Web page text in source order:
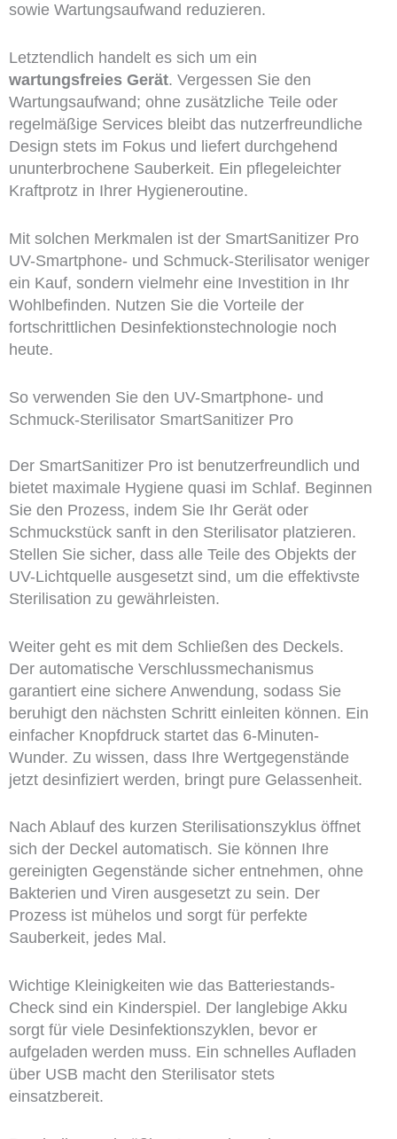
sowie Wartungsaufwand reduzieren.
Letztendlich handelt es sich um ein
wartungsfreies Gerät. Vergessen Sie den
Wartungsaufwand; ohne zusätzliche Teile oder
regelmäßige Services bleibt das nutzerfreundliche
Design stets im Fokus und liefert durchgehend
ununterbrochene Sauberkeit. Ein pflegeleichter
Kraftprotz in Ihrer Hygieneroutine.
Mit solchen Merkmalen ist der SmartSanitizer Pro
UV-Smartphone- und Schmuck-Sterilisator weniger
ein Kauf, sondern vielmehr eine Investition in Ihr
Wohlbefinden. Nutzen Sie die Vorteile der
fortschrittlichen Desinfektionstechnologie noch
heute.
So verwenden Sie den UV-Smartphone- und
Schmuck-Sterilisator SmartSanitizer Pro
Der SmartSanitizer Pro ist benutzerfreundlich und
bietet maximale Hygiene quasi im Schlaf. Beginnen
Sie den Prozess, indem Sie Ihr Gerät oder
Schmuckstück sanft in den Sterilisator platzieren.
Stellen Sie sicher, dass alle Teile des Objekts der
UV-Lichtquelle ausgesetzt sind, um die effektivste
Sterilisation zu gewährleisten.
Weiter geht es mit dem Schließen des Deckels.
Der automatische Verschlussmechanismus
garantiert eine sichere Anwendung, sodass Sie
beruhigt den nächsten Schritt einleiten können. Ein
einfacher Knopfdruck startet das 6-Minuten-
Wunder. Zu wissen, dass Ihre Wertgegenstände
jetzt desinfiziert werden, bringt pure Gelassenheit.
Nach Ablauf des kurzen Sterilisationszyklus öffnet
sich der Deckel automatisch. Sie können Ihre
gereinigten Gegenstände sicher entnehmen, ohne
Bakterien und Viren ausgesetzt zu sein. Der
Prozess ist mühelos und sorgt für perfekte
Sauberkeit, jedes Mal.
Wichtige Kleinigkeiten wie das Batteriestands-
Check sind ein Kinderspiel. Der langlebige Akku
sorgt für viele Desinfektionszyklen, bevor er
aufgeladen werden muss. Ein schnelles Aufladen
über USB macht den Sterilisator stets
einsatzbereit.